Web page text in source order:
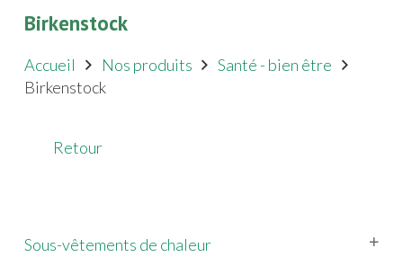
Birkenstock
Accueil Nos produits
Santé - bien être
Birkenstock
Retour
Sous-vêtements de chaleur